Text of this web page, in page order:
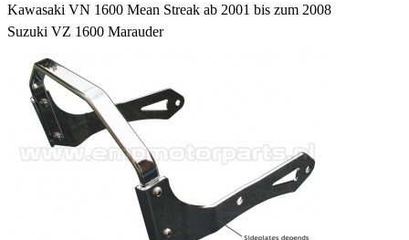
Kawasaki VN 1600 Mean Streak ab 2001 bis zum 2008
Suzuki VZ 1600 Marauder